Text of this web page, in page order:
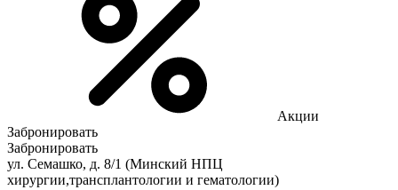
Акции
Забронировать
Забронировать
ул. Семашко, д. 8/1 (Минский НПЦ
хирургии,трансплантологии и гематологии)